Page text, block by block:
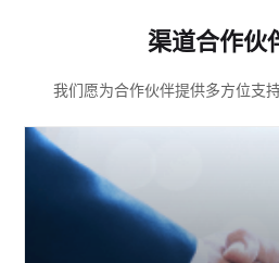
渠道合作伙
我们愿为合作伙伴提供多方位支